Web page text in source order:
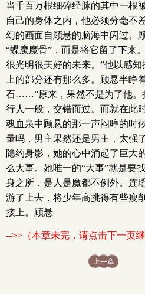
当千百万根细碎经脉的其中一根
自己的身体之内，他必须分毫不
幻的画面自顾悬的脑海中闪过。
“蝶魔魔骨”，而是将它留了下来
很光明很美好的未来。”他以感
上的部分还有那么多。顾悬半
石……”原来，果然不是为了他。
行人一般，交错而过。而就在此
魂血泉中顾悬的那一声闷哼的时
量吗，男主果然还是男主，太强
隐约身影，她的心中涌起了巨大
么大事。她唯一的“大事”就是要
身之所，是人是魔都不例外。连
游了上去，将少年高挑得有些瘦
接上。顾悬
-->>（本章未完，请点击下一页继
上一章